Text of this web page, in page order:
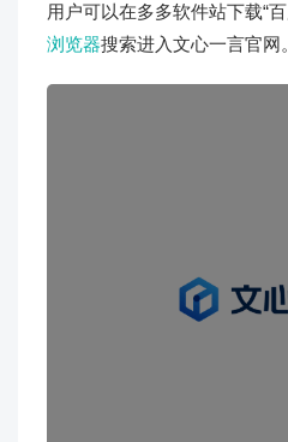
用户可以在多多软件站下载“
浏览器搜索进入文心一言官网。